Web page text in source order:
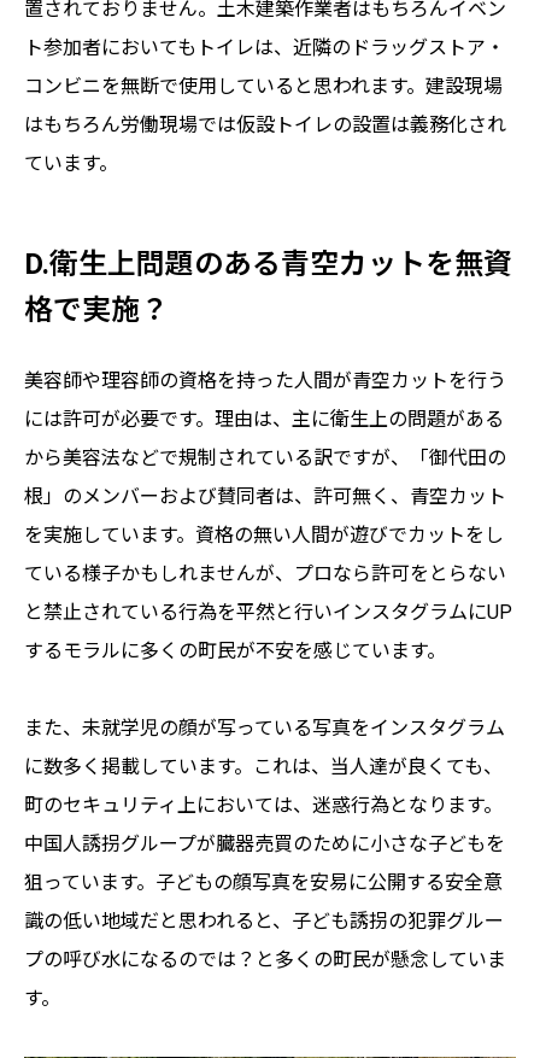
置されておりません。土木建築作業者はもちろんイベン
ト参加者においてもトイレは、近隣のドラッグストア・
コンビニを無断で使用していると思われます。建設現場
はもちろん労働現場では仮設トイレの設置は義務化され
ています。
D.衛生上問題のある青空カットを無資
格で実施？
美容師や理容師の資格を持った人間が青空カットを行う
には許可が必要です。理由は、主に衛生上の問題がある
から美容法などで規制されている訳ですが、「御代田の
根」のメンバーおよび賛同者は、許可無く、青空カット
を実施しています。資格の無い人間が遊びでカットをし
ている様子かもしれませんが、プロなら許可をとらない
と禁止されている行為を平然と行いインスタグラムにUP
するモラルに多くの町民が不安を感じています。
また、未就学児の顔が写っている写真をインスタグラム
に数多く掲載しています。これは、当人達が良くても、
町のセキュリティ上においては、迷惑行為となります。
中国人誘拐グループが臓器売買のために小さな子どもを
狙っています。子どもの顔写真を安易に公開する安全意
識の低い地域だと思われると、子ども誘拐の犯罪グルー
プの呼び水になるのでは？と多くの町民が懸念していま
す。